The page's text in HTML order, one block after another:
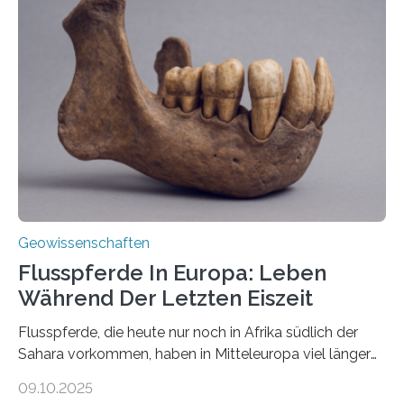
Schlote einen Weg nach oben bahnen? Jun.-Prof. Dr.
Miriam Christina Reiss, Vulkanseismologin an der
Johannes Gutenberg-Universität Mainz (JGU), und ihr
Team haben am Vulkan Oldoinyo Lengai in Tansania
solche Tremore lokalisiert. „Wir konnten die Tremore
nicht nur nachweisen, sondern ihren Ort in…
Geowissenschaften
Flusspferde In Europa: Leben
Während Der Letzten Eiszeit
Flusspferde, die heute nur noch in Afrika südlich der
Sahara vorkommen, haben in Mitteleuropa viel länger
Knochenfunden zeigen, dass Flusspferde noch vor
09.10.2025